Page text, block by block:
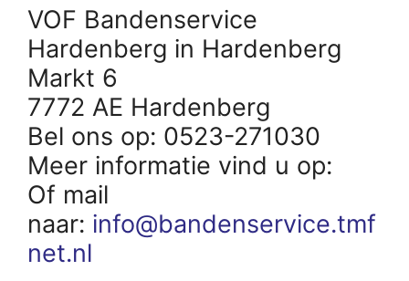
VOF Bandenservice
Hardenberg in Hardenberg
Markt 6
7772 AE Hardenberg
Bel ons op: 0523-271030
Meer informatie vind u op:
Of mail
naar: info@bandenservice.tmf
net.nl